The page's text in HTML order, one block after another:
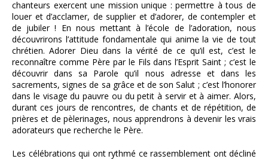
chanteurs exercent une mission unique : permettre à tous de
louer et d’acclamer, de supplier et d’adorer, de contempler et
de jubiler ! En nous mettant à l’école de l’adoration, nous
découvrirons l’attitude fondamentale qui anime la vie de tout
chrétien. Adorer Dieu dans la vérité de ce qu’il est, c’est le
reconnaître comme Père par le Fils dans l’Esprit Saint ; c’est le
découvrir dans sa Parole qu’il nous adresse et dans les
sacrements, signes de sa grâce et de son Salut ; c’est l’honorer
dans le visage du pauvre ou du petit à servir et à aimer. Alors,
durant ces jours de rencontres, de chants et de répétition, de
prières et de pèlerinages, nous apprendrons à devenir les vrais
adorateurs que recherche le Père.
Les célébrations qui ont rythmé ce rassemblement ont décliné